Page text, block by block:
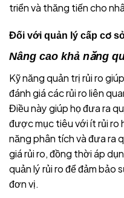
triển và thăng tiến cho
Đối với quản lý cấp cơ
Nâng cao khả năng
Kỹ năng quản trị rủi ro
đánh giá các rủi ro liên
Điều này giúp họ đưa ra
được mục tiêu với ít rủi ro
năng phân tích và đưa ra
giá rủi ro, đồng thời áp
quản lý rủi ro để đảm bảo
đơn vị.